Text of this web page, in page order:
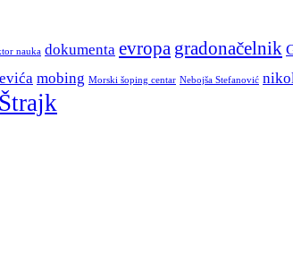
nauka dokumenta evropa gradonačelnik
mobing Morski šoping centar Nebojša Stefanović
Štrajk